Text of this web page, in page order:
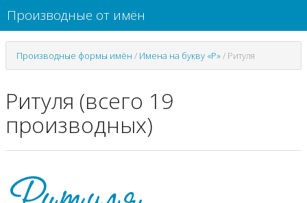
Производные от имён
Производные формы имён / Имена на букву «Р»/ Ритуля
Ритуля (всего 19
производных)